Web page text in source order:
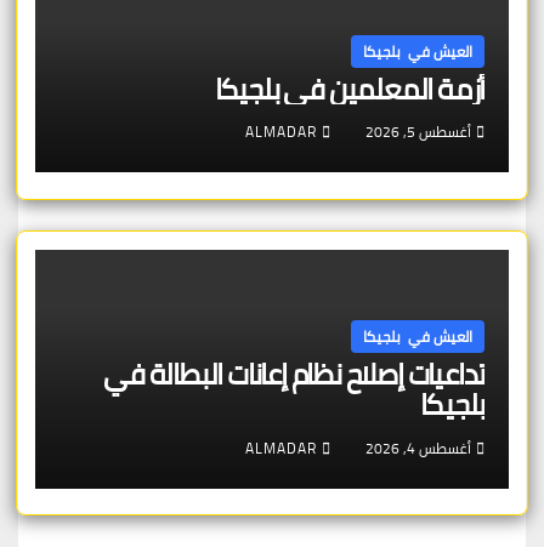
العيش في بلجيكا
أزمة المعلمين في بلجيكا
أغسطس 5, 2026 ALMADAR
العيش في بلجيكا
تداعيات إصلاح نظام إعانات البطالة في
بلجيكا
أغسطس 4, 2026 ALMADAR